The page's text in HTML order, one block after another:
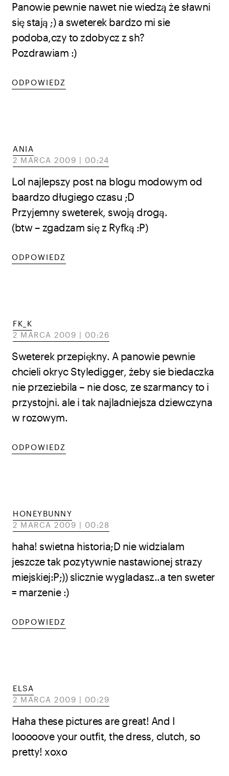
Panowie pewnie nawet nie wiedzą że sławni
się stają ;) a sweterek bardzo mi sie
podoba,czy to zdobycz z sh?
Pozdrawiam :)
ODPOWIEDZ
ANIA
2 MARCA 2009 | 00:24
Lol najlepszy post na blogu modowym od
baardzo długiego czasu ;D
Przyjemny sweterek, swoją drogą.
(btw – zgadzam się z Ryfką :P)
ODPOWIEDZ
FK_K
2 MARCA 2009 | 00:26
Sweterek przepiękny. A panowie pewnie
chcieli okryc Styledigger, żeby sie biedaczka
nie przeziebila – nie dosc, ze szarmancy to i
przystojni. ale i tak najladniejsza dziewczyna
w rozowym.
ODPOWIEDZ
HONEYBUNNY
2 MARCA 2009 | 00:28
haha! swietna historia;D nie widzialam
jeszcze tak pozytywnie nastawionej strazy
miejskiej:P;)) slicznie wygladasz..a ten sweter
= marzenie :)
ODPOWIEDZ
ELSA
2 MARCA 2009 | 00:29
Haha these pictures are great! And I
looooove your outfit, the dress, clutch, so
pretty! xoxo